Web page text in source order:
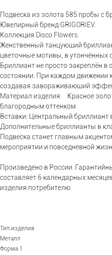
Подвеска из золота 585 пробы с
Ювелирный бренд GRIGORIEV.
Коллекция Disco Flowers.
Женственный танцующий
цветочные мотивы, в утончённых
Бриллиант не просто закреплён
состоянии. При каждом движении
создавая завораживающий
Материал изделия: Красное
благородным оттенком.
Вставки: Центральный бриллиант
Дополнительные бриллианты в
Подвеска станет главным
мероприятии и повседневной
Произведено в России.
составляет 6 календарных
изделия потребителю.
Тип изделия
Металл
Форма 1